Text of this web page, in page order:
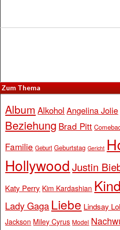
Zum Thema
Album Alkohol Angelina Jolie
Beziehung Brad Pitt
Familie Geburt Geburtstag Gericht
Hollywood Justin
Katy Perry Kim Kardashian
Lady Gaga Liebe Lindsay
Jackson Miley Cyrus Model